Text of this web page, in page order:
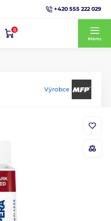
+420 555 222 029
0
Menu
Výrobce